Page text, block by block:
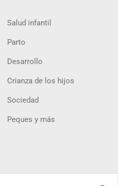
Salud infantil
Parto
Desarrollo
Crianza de los hijos
Sociedad
Peques y más